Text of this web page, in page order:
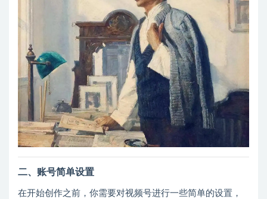
二、账号简单设置
在开始创作之前，你需要对视频号进行一些简单的设置，